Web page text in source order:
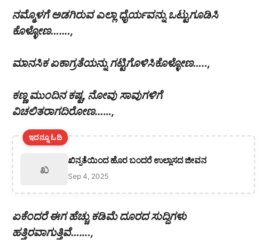
ನಮ್ಮೊಳಗೆ ಅಡಗಿರುವ ಎಲ್ಲಾ ಧೈರ್ಯವನ್ನು ಒಟ್ಟುಗೂಡಿಸಿ
ಕೊಳ್ಳೋಣ…….,
ಮಾನಸಿಕ ಏಕಾಗ್ರತೆಯನ್ನು ಗಟ್ಟಿಗೊಳಿಸಿಕೊಳ್ಳೋಣ…..,
ಕಣ್ಣ ಮುಂದಿನ ಕಷ್ಟ, ನೋವು ಸಾವುಗಳಿಗೆ
ವಿಚಲಿತರಾಗದಿರೋಣ……,
ಇದನ್ನೂ ಓದಿ
ಖ
ಖಿನ್ನತೆಯಿಂದ ಹೊರ ಬಂದರೆ ಉಲ್ಲಾಸದ ಜೀವನ
Sep 4, 2025
ಏಕೆಂದರೆ ಈಗ ಹೆಚ್ಚು ಕಡಿಮೆ ದೂರದ ಸುದ್ದಿಗಳು
ಹತ್ತಿರವಾಗುತ್ತಿವೆ…….,